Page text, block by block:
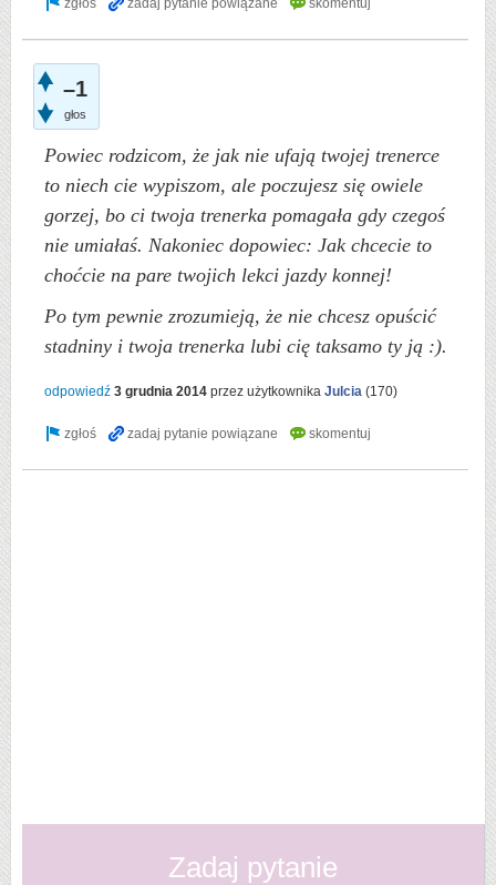
–1
głos
Powiec rodzicom, że jak nie ufają twojej trenerce
to niech cie wypiszom, ale poczujesz się owiele
gorzej, bo ci twoja trenerka pomagała gdy czegoś
nie umiałaś. Nakoniec dopowiec: Jak chcecie to
choćcie na pare twojich lekci jazdy konnej!
Po tym pewnie zrozumieją, że nie chcesz opuścić
stadniny i twoja trenerka lubi cię taksamo ty ją :).
odpowiedź 3 grudnia 2014 przez użytkownika Julcia (170)
Zadaj pytanie